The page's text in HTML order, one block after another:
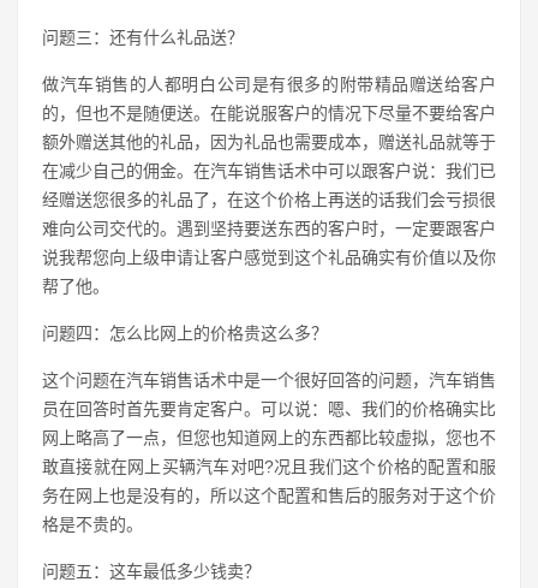
问题三：还有什么礼品送？
做汽车销售的人都明白公司是有很多的附带精品赠送给客户
的，但也不是随便送。在能说服客户的情况下尽量不要给客户
额外赠送其他的礼品，因为礼品也需要成本，赠送礼品就等于
在减少自己的佣金。在汽车销售话术中可以跟客户说：我们已
经赠送您很多的礼品了，在这个价格上再送的话我们会亏损很
难向公司交代的。遇到坚持要送东西的客户时，一定要跟客户
说我帮您向上级申请让客户感觉到这个礼品确实有价值以及你
帮了他。
问题四：怎么比网上的价格贵这么多？
这个问题在汽车销售话术中是一个很好回答的问题，汽车销售
员在回答时首先要肯定客户。可以说：嗯、我们的价格确实比
网上略高了一点，但您也知道网上的东西都比较虚拟，您也不
敢直接就在网上买辆汽车对吧?况且我们这个价格的配置和服
务在网上也是没有的，所以这个配置和售后的服务对于这个价
格是不贵的。
问题五：这车最低多少钱卖？